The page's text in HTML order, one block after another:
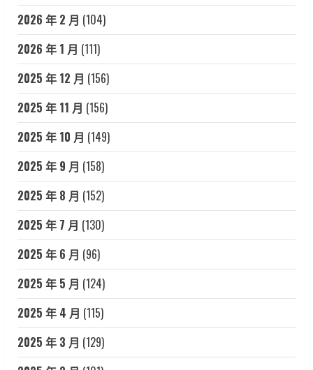
2026 年 2 月 (104)
2026 年 1 月 (111)
2025 年 12 月 (156)
2025 年 11 月 (156)
2025 年 10 月 (149)
2025 年 9 月 (158)
2025 年 8 月 (152)
2025 年 7 月 (130)
2025 年 6 月 (96)
2025 年 5 月 (124)
2025 年 4 月 (115)
2025 年 3 月 (129)